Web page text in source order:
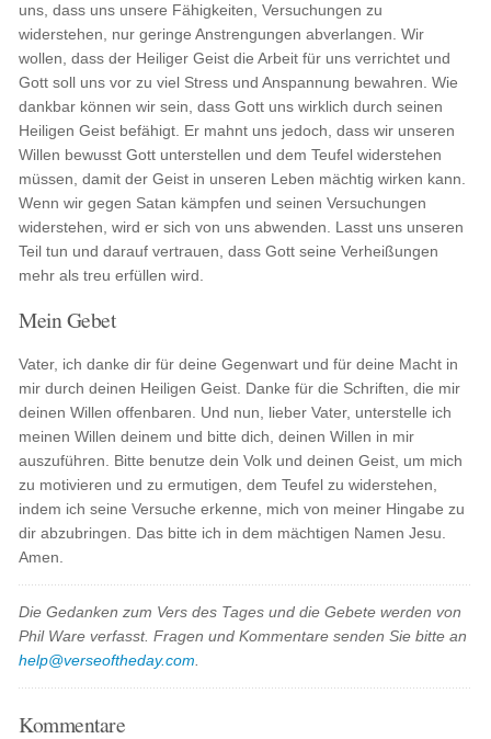
uns, dass uns unsere Fähigkeiten, Versuchungen zu
widerstehen, nur geringe Anstrengungen abverlangen. Wir
wollen, dass der Heiliger Geist die Arbeit für uns verrichtet und
Gott soll uns vor zu viel Stress und Anspannung bewahren. Wie
dankbar können wir sein, dass Gott uns wirklich durch seinen
Heiligen Geist befähigt. Er mahnt uns jedoch, dass wir unseren
Willen bewusst Gott unterstellen und dem Teufel widerstehen
müssen, damit der Geist in unseren Leben mächtig wirken kann.
Wenn wir gegen Satan kämpfen und seinen Versuchungen
widerstehen, wird er sich von uns abwenden. Lasst uns unseren
Teil tun und darauf vertrauen, dass Gott seine Verheißungen
mehr als treu erfüllen wird.
Mein Gebet
Vater, ich danke dir für deine Gegenwart und für deine Macht in
mir durch deinen Heiligen Geist. Danke für die Schriften, die mir
deinen Willen offenbaren. Und nun, lieber Vater, unterstelle ich
meinen Willen deinem und bitte dich, deinen Willen in mir
auszuführen. Bitte benutze dein Volk und deinen Geist, um mich
zu motivieren und zu ermutigen, dem Teufel zu widerstehen,
indem ich seine Versuche erkenne, mich von meiner Hingabe zu
dir abzubringen. Das bitte ich in dem mächtigen Namen Jesu.
Amen.
Die Gedanken zum Vers des Tages und die Gebete werden von
Phil Ware verfasst. Fragen und Kommentare senden Sie bitte an
help@verseoftheday.com
Kommentare